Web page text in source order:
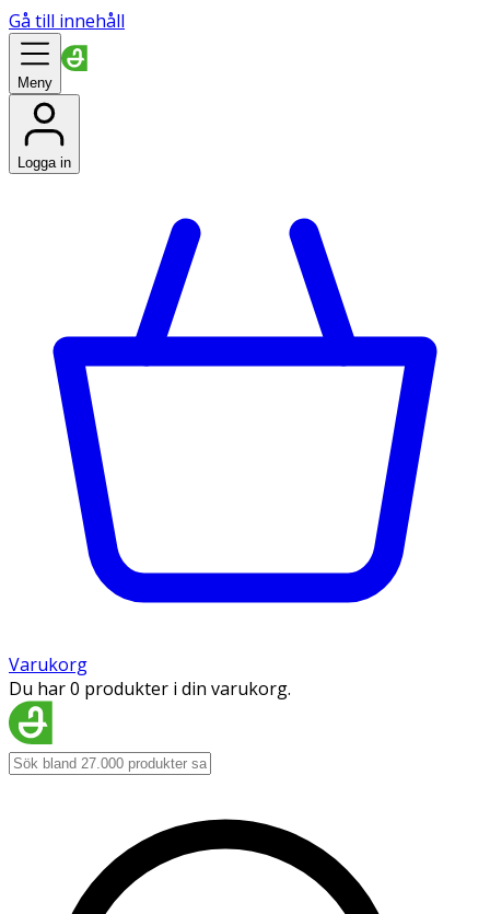
Gå till innehåll
Meny
Logga in
Varukorg
Du har 0 produkter i din varukorg.